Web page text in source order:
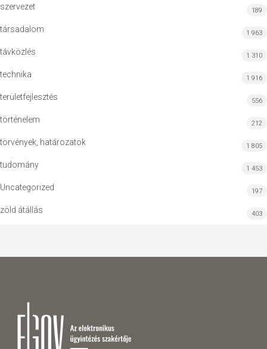
szervezet 189
társadalom 1 963
távközlés 1 310
technika 1 916
területfejlesztés 556
történelem 212
törvények, határozatok 1 805
tudomány 1 453
Uncategorized 197
zöld átállás 403